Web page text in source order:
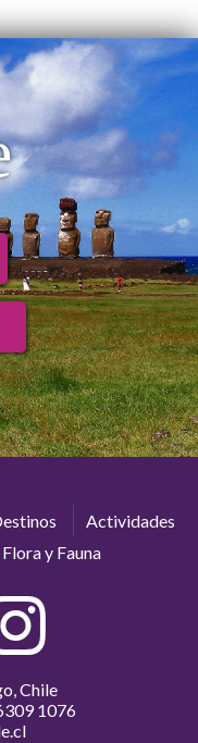
Actividades
Flora y Fauna
Chile
1076